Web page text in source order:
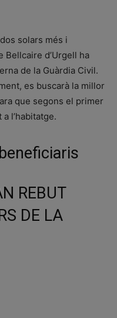
solars més i
d’Urgell ha
de la Guàrdia Civil.
es buscarà la millor
que segons el primer
l’habitatge.
REBUT
DE LA